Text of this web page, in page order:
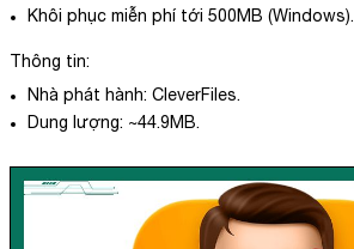
Khôi phục miễn phí tới 500MB (Windows).
Thông tin:
Nhà phát hành: CleverFiles.
Dung lượng: ~44.9MB.